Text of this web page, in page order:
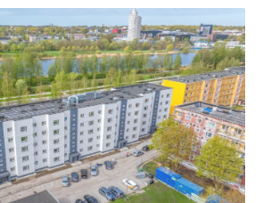
Ringtee 3, Tõrvandi
Tellija
KÜ Kambja vald, Tõrvandi alevi,
Ringtee 3
Kortereid
60
Aasta
2024